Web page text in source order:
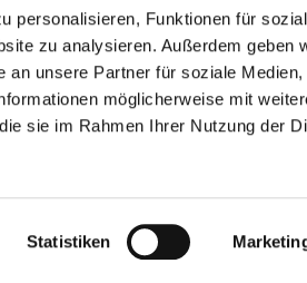
personalisieren, Funktionen für
zu analysieren. Außerdem geben
unsere Partner für soziale Medien,
möglicherweise mit
sie im Rahmen Ihrer Nutzung der
Statistiken
9 B, 12053 Berlin
neukoelln.de
Erklärung zur Barrierefreiheit